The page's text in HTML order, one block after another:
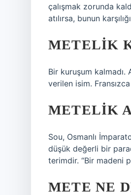
çalışmak zorunda
atılırsa, bunun
METELIK
Bir kuruşum kalmadı.
verilen isim.
METELIK
Sou, Osmanlı
düşük değerli bir
terimdir. “Bir madeni
METE NE